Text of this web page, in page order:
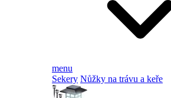
menu
Sekery Nůžky na trávu a keře